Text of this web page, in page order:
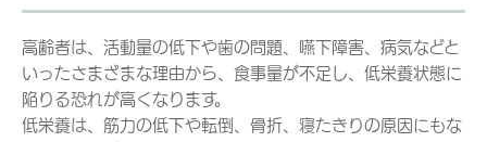
高齢者は、活動量の低下や歯の問題、嚥下障害、病気などと
いったさまざまな理由から、食事量が不足し、低栄養状態に
陥りる恐れが高くなります。
低栄養は、筋力の低下や転倒、骨折、寝たきりの原因にもな